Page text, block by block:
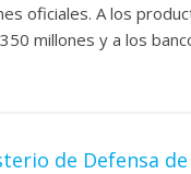
oficiales. A los
millones y a los
de Defensa